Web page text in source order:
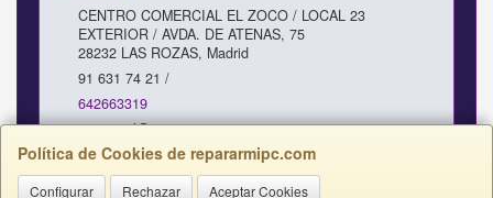
Política de Cookies de repararmipc.com
Configurar Rechazar Aceptar Cookies
CENTRO COMERCIAL EL ZOCO / LOCAL 23
EXTERIOR / AVDA. DE ATENAS, 75
28232 LAS ROZAS, Madrid
91 631 74 21 /
642663319
comercial@repararmipc.com